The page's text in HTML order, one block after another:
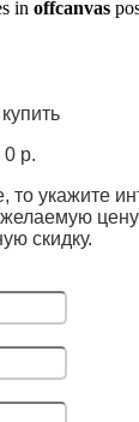
in offcanvas
р.
то укажите
желаемую
скидку.